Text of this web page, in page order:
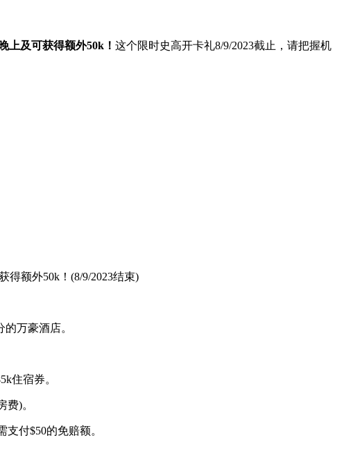
上及可获得额外50k！ 这个限时史高开卡礼8/9/2023截止，请把握机
得额外50k！(8/9/2023结束)
万豪酒店。
住宿券。
费)。
付$50的免赔额。